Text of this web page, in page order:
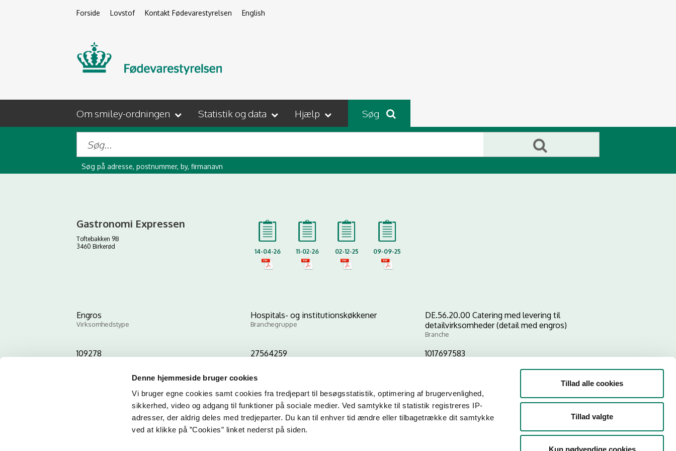
Denne hjemmeside bruger cookies
Vi bruger egne cookies samt cookies fra tredjepart til besøgsstatistik, optimering af brugervenlighed,
sikkerhed, video og adgang til funktioner på sociale medier. Ved samtykke til statistik registreres IP-
adresser, der aldrig deles med tredjeparter. Du kan til enhver tid ændre eller tilbagetrække dit samtykke
ved at klikke på ”Cookies” linket nederst på siden.
Tillad alle cookies
Tillad valgte
Kun nødvendige cookies
Forside Lovstof Kontakt Fødevarestyrelsen English
Om smiley-ordningen Statistik og data Hjælp Søg
Søg på adresse, postnummer, by, firmanavn
Gastronomi Expressen
Toftebakken 9B
3460 Birkerød
14-04-26 11-02-26 02-12-25 09-09-25
Engros
Virksomhedstype
Hospitals- og institutionskøkkener
Branchegruppe
DE.56.20.00 Catering med levering til
detailvirksomheder (detail med engros)
Branche
109278 27564259 1017697583
Kopier link til at indsætte på virksomhedens hjemmeside